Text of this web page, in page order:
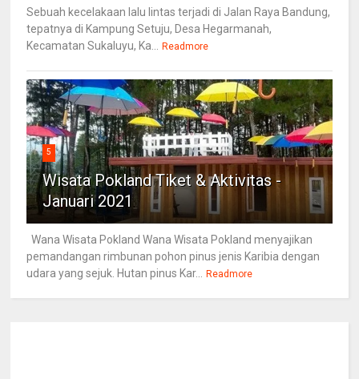
Sebuah kecelakaan lalu lintas terjadi di Jalan Raya Bandung,
tepatnya di Kampung Setuju, Desa Hegarmanah,
Kecamatan Sukaluyu, Ka... Readmore
5
Wisata Pokland Tiket & Aktivitas -
Januari 2021
Wana Wisata Pokland Wana Wisata Pokland menyajikan
pemandangan rimbunan pohon pinus jenis Karibia dengan
udara yang sejuk. Hutan pinus Kar... Readmore